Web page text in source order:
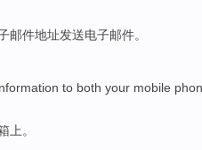
邮件地址发送电子邮件。
to both your mobile
上 。